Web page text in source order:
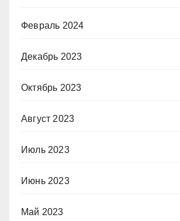
Февраль 2024
Декабрь 2023
Октябрь 2023
Август 2023
Июль 2023
Июнь 2023
Май 2023